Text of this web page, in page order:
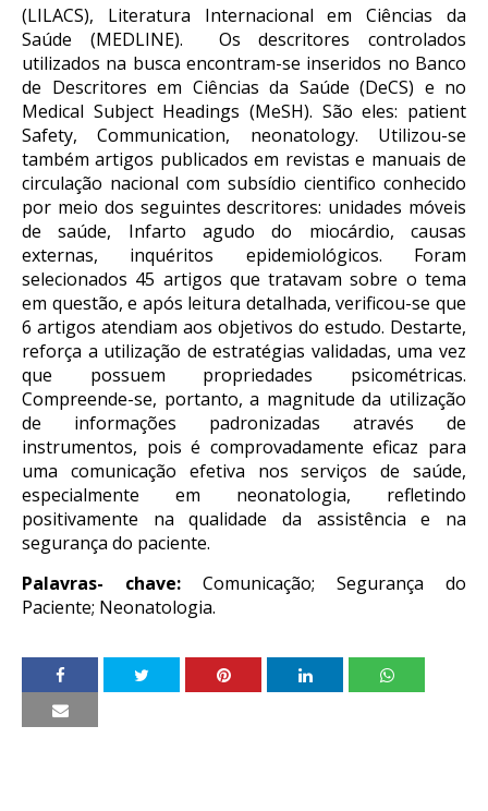
(LILACS), Literatura Internacional em Ciências da
Saúde (MEDLINE).
Os descritores controlados
utilizados na busca encontram-se inseridos no Banco
de Descritores em Ciências da Saúde (DeCS) e no
Medical Subject Headings (MeSH). São eles: patient
Safety, Communication, neonatology. Utilizou-se
também artigos publicados em revistas e manuais de
circulação nacional com subsídio cientifico conhecido
por meio dos seguintes descritores: unidades móveis
de saúde, Infarto agudo do miocárdio, causas
externas, inquéritos epidemiológicos. Foram
selecionados 45 artigos que tratavam sobre o tema
em questão, e após leitura detalhada, verificou-se que
6 artigos atendiam aos objetivos do estudo. Destarte,
reforça a utilização de estratégias validadas, uma vez
que possuem propriedades psicométricas.
Compreende-se, portanto, a magnitude da utilização
de informações padronizadas através de
instrumentos, pois é comprovadamente eficaz para
uma comunicação efetiva nos serviços de saúde,
especialmente em neonatologia, refletindo
positivamente na qualidade da assistência e na
segurança do paciente.
Palavras- chave: Comunicação; Segurança do
Paciente; Neonatologia.